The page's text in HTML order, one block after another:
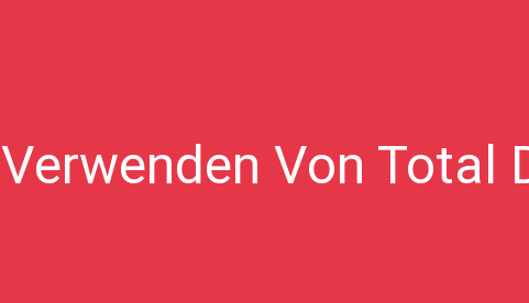
Verwenden Von Total